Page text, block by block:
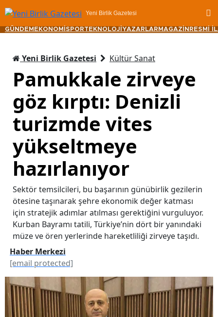
Yeni Birlik Gazetesi
GÜNDEM EKONOMİ SPORTEKNOLOJİ YAZARLAR MAGAZİN RESMİ
Yeni Birlik Gazetesi Kültür Sanat
Pamukkale zirveye
göz kırptı: Denizli
turizmde vites
yükseltmeye
hazırlanıyor
Sektör temsilcileri, bu başarının günübirlik gezilerin
ötesine taşınarak şehre ekonomik değer katması
için stratejik adımlar atılması gerektiğini vurguluyor.
Kurban Bayramı tatili, Türkiye’nin dört bir yanındaki
müze ve ören yerlerinde hareketliliği zirveye taşıdı.
Haber Merkezi
[email protected]